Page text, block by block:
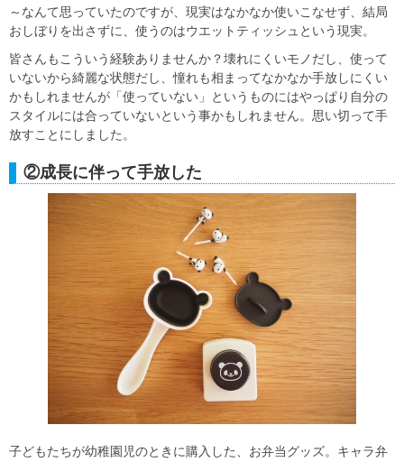
～なんて思っていたのですが、現実はなかなか使いこなせず、結局
おしぼりを出さずに、使うのはウエットティッシュという現実。
皆さんもこういう経験ありませんか？壊れにくいモノだし、使って
いないから綺麗な状態だし、憧れも相まってなかなか手放しにくい
かもしれませんが「使っていない」というものにはやっぱり自分の
スタイルには合っていないという事かもしれません。思い切って手
放すことにしました。
②成長に伴って手放した
子どもたちが幼稚園児のときに購入した、お弁当グッズ。キャラ弁